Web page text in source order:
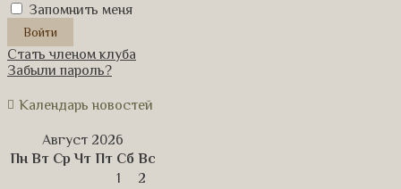
Запомнить меня
Стать членом клуба
Забыли пароль?
Календарь новостей
Август 2026
Пн Вт Ср Чт Пт Сб Вс
1
2